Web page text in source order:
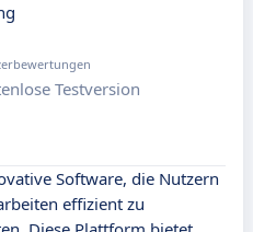
Testversion
Software, die Nutzern
effizient zu